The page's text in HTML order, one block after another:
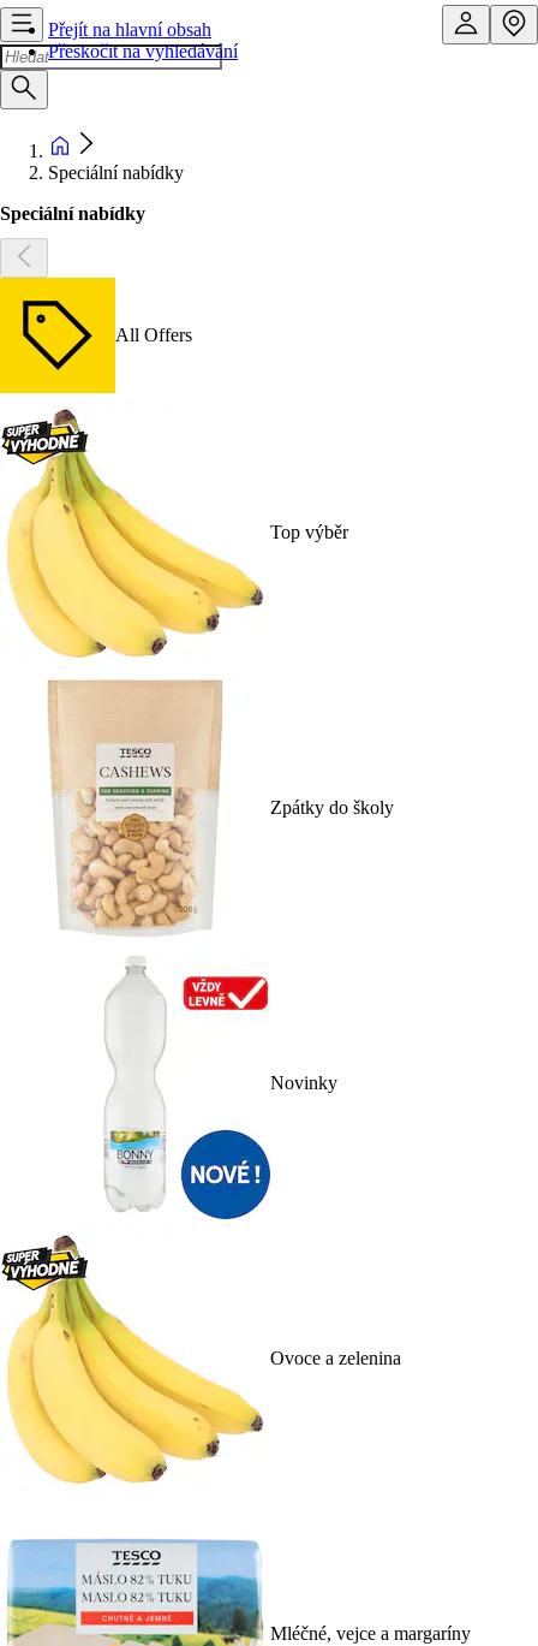
Přejít na hlavní obsah
Přeskočit na vyhledávání
Speciální nabídky
Speciální nabídky
All Offers
Top výběr
Zpátky do školy
Novinky
Ovoce a zelenina
Mléčné, vejce a margaríny